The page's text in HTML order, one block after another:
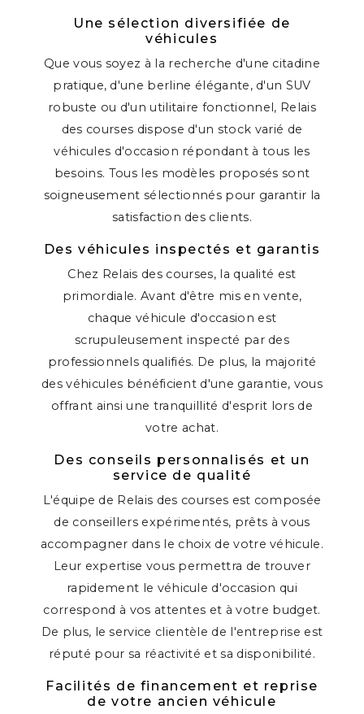
Une sélection diversifiée de
véhicules
Que vous soyez à la recherche d'une citadine
pratique, d'une berline élégante, d'un SUV
robuste ou d'un utilitaire fonctionnel, Relais
des courses dispose d'un stock varié de
véhicules d'occasion répondant à tous les
besoins. Tous les modèles proposés sont
soigneusement sélectionnés pour garantir la
satisfaction des clients.
Des véhicules inspectés et garantis
Chez Relais des courses, la qualité est
primordiale. Avant d'être mis en vente,
chaque véhicule d'occasion est
scrupuleusement inspecté par des
professionnels qualifiés. De plus, la majorité
des véhicules bénéficient d'une garantie, vous
offrant ainsi une tranquillité d'esprit lors de
votre achat.
Des conseils personnalisés et un
service de qualité
L'équipe de Relais des courses est composée
de conseillers expérimentés, prêts à vous
accompagner dans le choix de votre véhicule.
Leur expertise vous permettra de trouver
rapidement le véhicule d'occasion qui
correspond à vos attentes et à votre budget.
De plus, le service clientèle de l'entreprise est
réputé pour sa réactivité et sa disponibilité.
Facilités de financement et reprise
de votre ancien véhicule